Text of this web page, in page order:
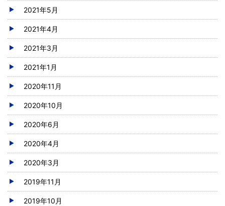
2021年5月
2021年4月
2021年3月
2021年1月
2020年11月
2020年10月
2020年6月
2020年4月
2020年3月
2019年11月
2019年10月